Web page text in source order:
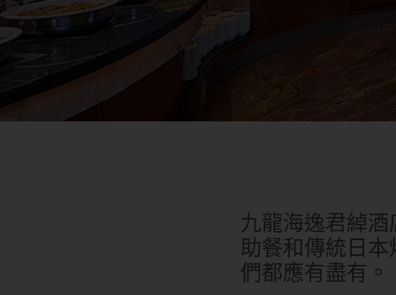
九龍海逸君綽
助餐和傳統日
們都應有盡有。